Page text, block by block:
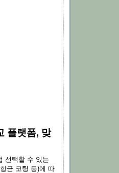
플랫폼, 맞
선택할 수 있는
균 코팅 등)에 따